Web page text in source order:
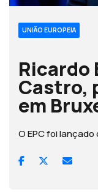
UNIÃO EUROPEIA
Ricardo
Castro,
em
O EPC foi